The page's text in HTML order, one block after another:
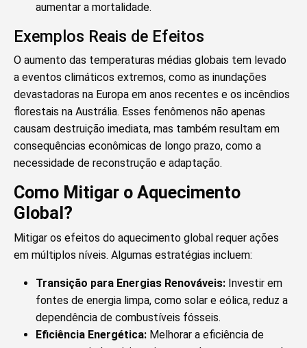
aumentar a mortalidade.
Exemplos Reais de Efeitos
O aumento das temperaturas médias globais tem levado
a eventos climáticos extremos, como as inundações
devastadoras na Europa em anos recentes e os incêndios
florestais na Austrália. Esses fenômenos não apenas
causam destruição imediata, mas também resultam em
consequências econômicas de longo prazo, como a
necessidade de reconstrução e adaptação.
Como Mitigar o Aquecimento
Global?
Mitigar os efeitos do aquecimento global requer ações
em múltiplos níveis. Algumas estratégias incluem:
Transição para Energias Renováveis: Investir em
fontes de energia limpa, como solar e eólica, reduz a
dependência de combustíveis fósseis.
Eficiência Energética: Melhorar a eficiência de